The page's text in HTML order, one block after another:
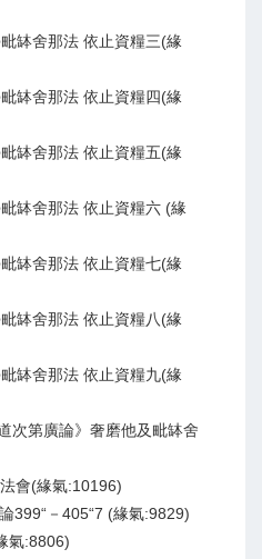
缽舍那法 依止資糧三(緣
缽舍那法 依止資糧四(緣
缽舍那法 依止資糧五(緣
缽舍那法 依止資糧六 (緣
缽舍那法 依止資糧七(緣
缽舍那法 依止資糧八(緣
缽舍那法 依止資糧九(緣
次第廣論》奢磨他及毗缽舍
會(緣氣:10196)
399“－405“7 (緣氣:9829)
氣:8806)